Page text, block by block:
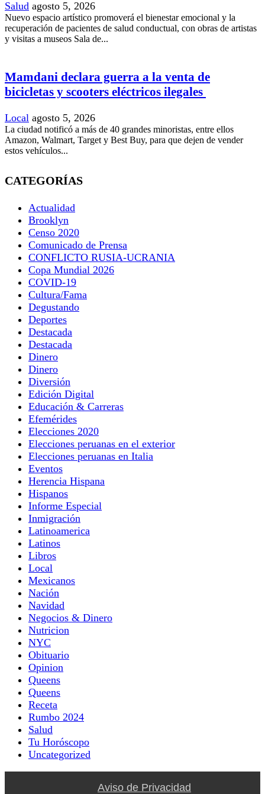
Salud agosto 5, 2026
Nuevo espacio artístico promoverá el bienestar emocional y la
recuperación de pacientes de salud conductual, con obras de artistas
y visitas a museos Sala de...
Mamdani declara guerra a la venta de
bicicletas y scooters eléctricos ilegales
Local agosto 5, 2026
La ciudad notificó a más de 40 grandes minoristas, entre ellos
Amazon, Walmart, Target y Best Buy, para que dejen de vender
estos vehículos...
CATEGORÍAS
Actualidad
Brooklyn
Censo 2020
Comunicado de Prensa
CONFLICTO RUSIA-UCRANIA
Copa Mundial 2026
COVID-19
Cultura/Fama
Degustando
Deportes
Destacada
Destacada
Dinero
Dinero
Diversión
Edición Digital
Educación & Carreras
Efemérides
Elecciones 2020
Elecciones peruanas en el exterior
Elecciones peruanas en Italia
Eventos
Herencia Hispana
Hispanos
Informe Especial
Inmigración
Latinoamerica
Latinos
Libros
Local
Mexicanos
Nación
Navidad
Negocios & Dinero
Nutricion
NYC
Obituario
Opinion
Queens
Queens
Receta
Rumbo 2024
Salud
Tu Horóscopo
Uncategorized
Aviso de Privacidad